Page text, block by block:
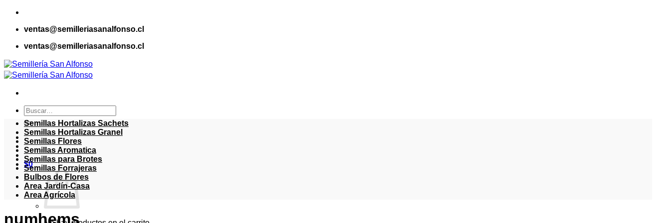
Saltar
contenidoventas@semilleriasanalfonso.cl
ventas@semilleriasanalfonso.cl
Buscar
por:
$0
Semillas Hortalizas Sachets
Semillas Hortalizas Granel
Semillas Flores
Semillas Aromatica
Semillas para Brotes
Semillas Forrajeras
Bulbos de Flores
Area Jardín-Casa
Area Agrícola
numhems